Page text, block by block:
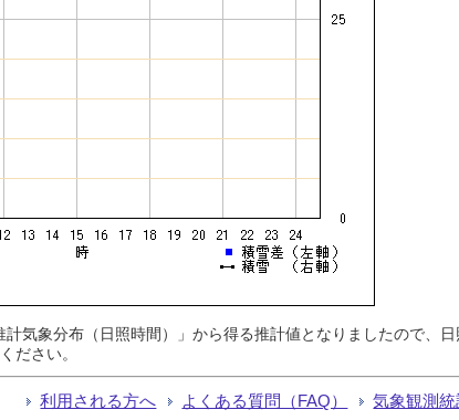
気象分布（日照時間）」から得る推計値となりましたので、
ださい。
利用される方へ よくある質問（FAQ） 気象観測統